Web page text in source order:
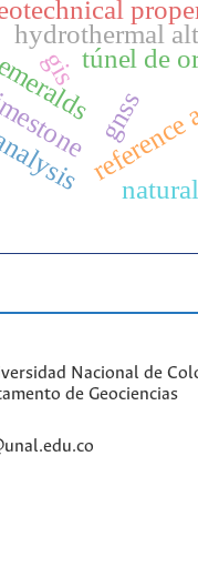
hydrothermal
gis túnel de
gnss
Nacional de
de Geociencias